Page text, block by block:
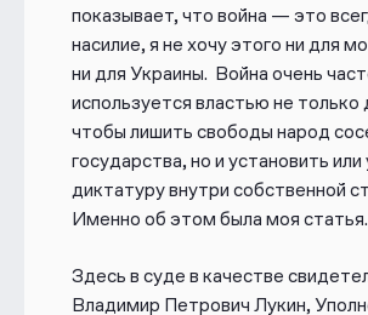
показывает, что война — это
насилие, я не хочу этого ни для
ни для Украины. Война очень
используется властью не только
чтобы лишить свободы народ
государства, но и установить или
диктатуру внутри собственной
Именно об этом была моя статья.
Здесь в суде в качестве
Владимир Петрович Лукин,